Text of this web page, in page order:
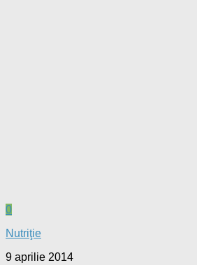
Urmărește: